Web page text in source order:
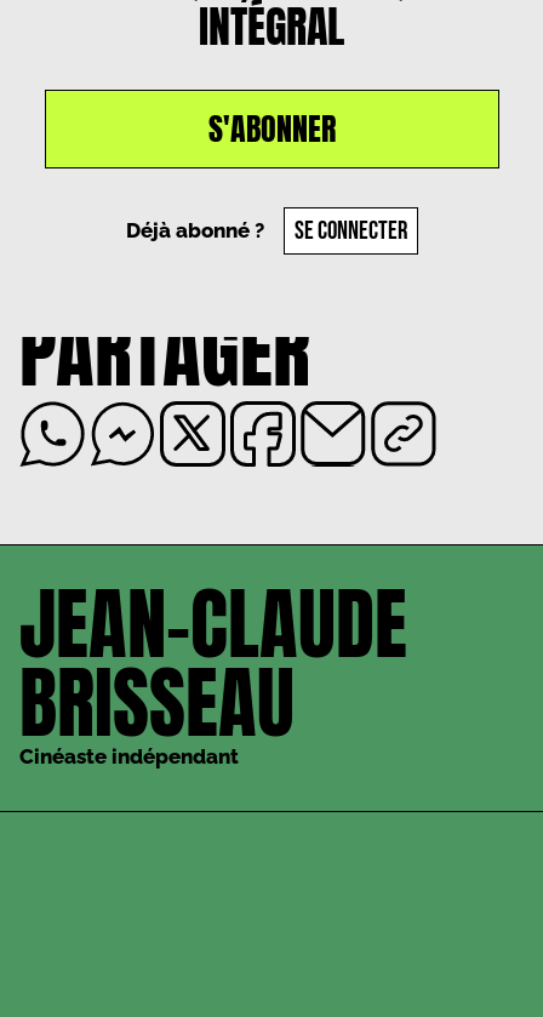
INTÉGRAL
S'ABONNER
Déjà abonné ? SE CONNECTER
Theodore Anglio-Longre
PARTAGER
JEAN-CLAUDE
BRISSEAU
Cinéaste indépendant